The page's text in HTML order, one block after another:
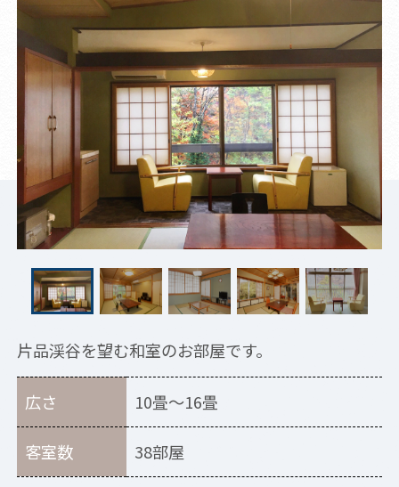
片品渓谷を望む和室のお部屋です。
広さ 10畳～16畳
客室数 38部屋